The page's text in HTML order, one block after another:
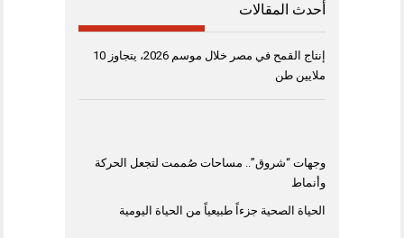
أحدث المقالات
إنتاج القمح في مصر خلال موسم 2026، يتجاوز 10
ملايين طن
وجهات “شروق”.. مساحات صُممت لتجعل الحركة
وأنماط
الحياة الصحية جزءاً طبيعياً من الحياة اليومية